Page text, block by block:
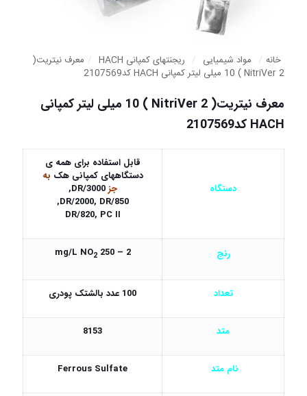
خانه / مواد شیمیایی / ریجنتهای کمپانی HACH / معرف نیتریت(
NitriVer 2 ) 10 میلی لیتر کمپانی HACH کد2107569
معرف نیتریت( NitriVer 2 ) 10 میلی لیتر کمپانی
HACH کد2107569
دستگاه
قابل استفاده برای همه ی
دستگاههای کمپانی هک به
جزDR/3000,
DR/2000, DR/850,
DR/820, PC II
رنج 2 – 250 mg/L NO
2
تعداد 100 عدد بالشتک پودری
متد 8153
نام متد Ferrous Sulfate